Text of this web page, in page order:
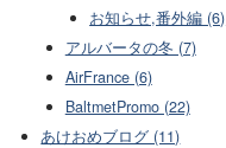
お知らせ,番外編 (6)
アルバータの冬 (7)
AirFrance (6)
BaltmetPromo (22)
あけおめブログ (11)